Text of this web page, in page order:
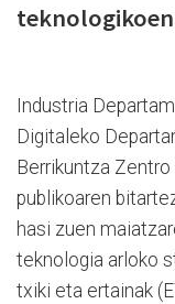
Industria
Digitaleko
Berrikuntza
publikoaren
hasi zuen
teknologia arloko
txiki eta ertainak